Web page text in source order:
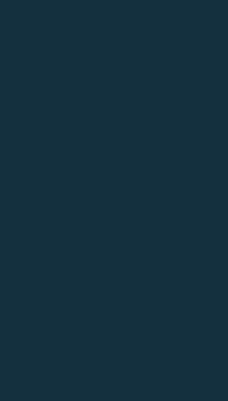
בתחום מתחמי העותרים וביחס
מביצועם של אמצעים אלה, לתקן
לממצאי המומחה, לעדכן את מסמכי
המדובר בתוכנית להתחדשות עירונית
1,876
ביוזמת "רמ"י" ועל ידי עיריית
קומות, וכן חזית מסחרית פעילה
ספיר, שטחים ציבוריים מבונים
שההחלטה ניתנה בחוסר סמכות